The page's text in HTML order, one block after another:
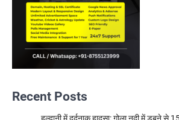
Recent Posts